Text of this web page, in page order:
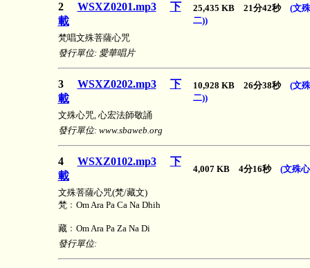
2 WSXZ0201.mp3
下
載
25,435 KB 21分42秒 (文
二))
梵唱文殊菩薩心咒
發行單位: 愛華唱片
3 WSXZ0202.mp3
下
載
10,928 KB 26分38秒 (文
二))
文殊心咒, 心宏法師敬誦
發行單位: www.sbaweb.org
4 WSXZ0102.mp3
下
載
4,007 KB 4分16秒 (文殊
文殊菩薩心咒(梵/藏文)
梵﹕Om Ara Pa Ca Na Dhih
藏﹕Om Ara Pa Za Na Di
發行單位: